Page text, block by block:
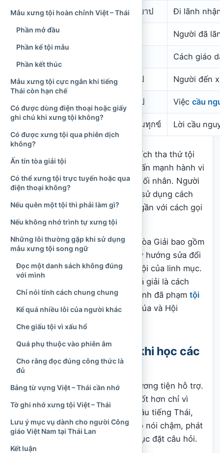
Đi xưng tội ไปรับศีลอภัยบาป Đi lãnh
Linh mục Người đã
Cách giáo
Hối nhân ผู้สารภาพบาป Người đến
กิจใช้โทษบาป Việc cầu
Kinh Ăn Năn Tội บทแสดงความทุกข์ Lời cầu
có thể hiểu là “bí tích tha thứ tội
lỗi”. Trong khi đó,
nhấn mạnh hành vi
thú nhận hoặc trình bày tội của hối nhân. Người
Công giáo Thái Lan cũng có thể sử dụng cách
nói quen thuộc làแก้บาป, nghĩa gần với cách gọi
dân gian “đi giải tội”.
Theo giáo lý Công giáo, Bí tích Hòa Giải bao gồm
sự ăn năn, việc xưng thú tội lỗi, ý hướng sửa đổi
đời sống, việc đền tội và lời tha tội của linh mục.
Xưng tội riêng và lãnh nhận lời xá giải là cách
thông thường để người ý thức mình đã phạm tội
trọngđược hòa giải với Thiên Chúa và Hội
Thánh.
Điều quan trọng trước khi học các
câu xưng tội tiếng Thái
Các mẫu câu song ngữ chỉ là phương tiện hỗ trợ.
Một lần xưng tội không trở nên tốt hơn chỉ vì
người xưng tội đọc được nhiều câu tiếng Thái,
cũng không mất ý nghĩa chỉ vì họ nói chậm, phát
âm chưa rõ hoặc phải nhờ linh mục đặt câu hỏi.
Mẫu xưng tội hoàn chỉnh Việt – Thái
Phần mở đầu
Phần kể tội mẫu
Phần kết thúc
Mẫu xưng tội cực ngắn khi tiếng
Thái còn hạn chế
Có được dùng điện thoại hoặc giấy
ghi chú khi xưng tội không?
Có được xưng tội qua phiên dịch
không?
Ấn tín tòa giải tội
Có thể xưng tội trực tuyến hoặc qua
điện thoại không?
Nếu quên một tội thì phải làm gì?
Nếu không nhớ trình tự xưng tội
Những lỗi thường gặp khi sử dụng
mẫu xưng tội song ngữ
Đọc một danh sách không đúng
với mình
Chỉ nói tính cách chung chung
Kể quá nhiều lỗi của người khác
Che giấu tội vì xấu hổ
Quá phụ thuộc vào phiên âm
Cho rằng đọc đúng công thức là
đủ
Bảng từ vựng Việt – Thái cần nhớ
Tờ ghi nhớ xưng tội Việt – Thái
Lưu ý mục vụ dành cho người Công
giáo Việt Nam tại Thái Lan
Kết luận